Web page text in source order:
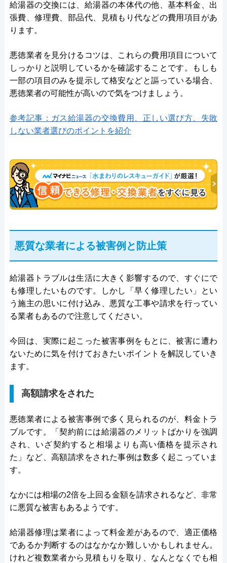
給湯器の交換には、給湯器の本体代の他、基本料金、出
張費、修理費、部品代、見積もり代などの費用項目があ
ります。
悪徳業者を見分けるコツは、これらの費用項目について
しっかりと説明しているかを確認することです。もしも
一部の項目のみを提示して格安などと謳っている場合、
悪徳業者の可能性が高いので気をつけましょう。
参考記事：ガス給湯器の交換費用、正しい選び方、失敗
しない業者選びのポイントを紹介
悪質な業者による被害例と防止策
給湯器トラブルは生活に大きく影響するので、すぐにで
も修理したいものです。しかし「早く修理したい」とい
う施主の思いに付け込み、悪質な工事や請求を行ってい
る業者もあるので注意してください。
今回は、実際に起こった被害事例をもとに、被害に遭わ
ないために気を付けておきたいポイントを解説していき
ます。
高額請求をされた
悪徳業者による被害事例で多く見られるのが、料金トラ
ブルです。「契約前には給湯器のメリットばかりを強調
され、いざ契約すると相場よりも高い価格を提示され
た」など、高額請求をされた事例は数多く起こっていま
す。
なかには相場の2倍を上回る金額を請求されるなど、非常
に悪質な被害もあるようです。
給湯器修理は業者によって料金差があるので、適正価格
であるか判断するのはなかなか難しいかもしれません。
けれど複数業者から見積もりを取り、なんとなくでも相